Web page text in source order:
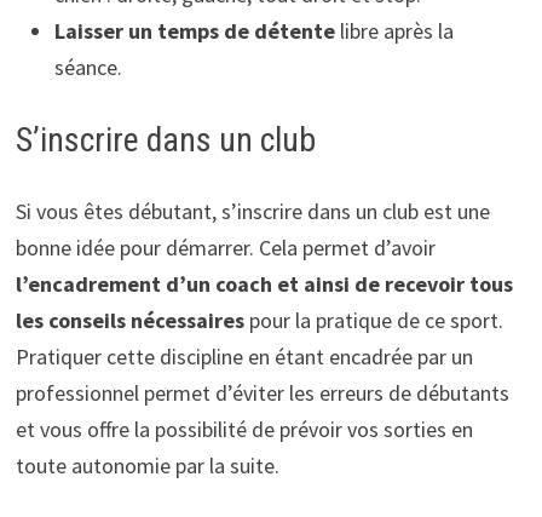
Laisser un temps de détente libre après la
séance.
S’inscrire dans un club
Si vous êtes débutant, s’inscrire dans un club est une
bonne idée pour démarrer. Cela permet d’avoir
l’encadrement d’un coach et ainsi de recevoir tous
les conseils nécessaires pour la pratique de ce sport.
Pratiquer cette discipline en étant encadrée par un
professionnel permet d’éviter les erreurs de débutants
et vous offre la possibilité de prévoir vos sorties en
toute autonomie par la suite.